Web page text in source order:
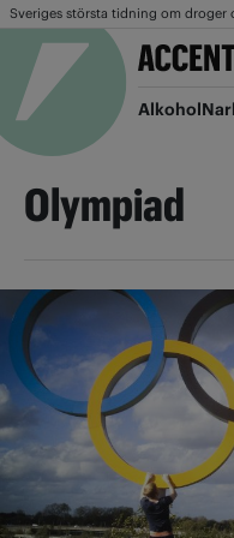
Sveriges största tidning om droger
Alkohol
Olympiad